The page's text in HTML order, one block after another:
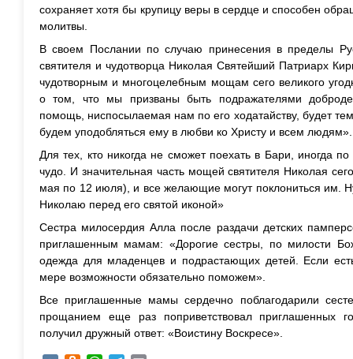
сохраняет хотя бы крупицу веры в сердце и способен
молитвы.
В своем Послании по случаю принесения в пределы
святителя и чудотворца Николая Святейший Патриарх
чудотворным и многоцелебным мощам сего великого
о том, что мы призваны быть подражателями
помощь, ниспосылаемая нам по его ходатайству, будет
будем уподобляться ему в любви ко Христу и всем людям».
Для тех, кто никогда не сможет поехать в Бари, иногда
чудо. И значительная часть мощей святителя Николая
мая по 12 июля), и все желающие могут поклониться им.
Николаю перед его святой иконой»
Сестра милосердия Алла после раздачи детских
приглашенным мамам: «Дорогие сестры, по милости
одежда для младенцев и подрастающих детей. Если
мере возможности обязательно поможем».
Все приглашенные мамы сердечно поблагодарили
прощанием еще раз поприветствовал приглашенных
получил дружный ответ: «Воистину Воскресе».